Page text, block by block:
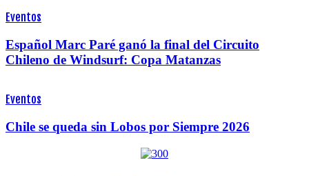
Eventos
Español Marc Paré ganó la final del Circuito
Chileno de Windsurf: Copa Matanzas
Eventos
Chile se queda sin Lobos por Siempre 2026